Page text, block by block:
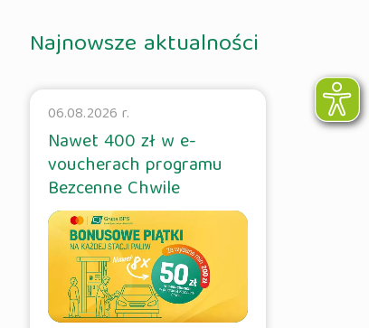
Najnowsze aktualności
06.08.2026 r.
Nawet 400 zł w e-
voucherach programu
Bezcenne Chwile